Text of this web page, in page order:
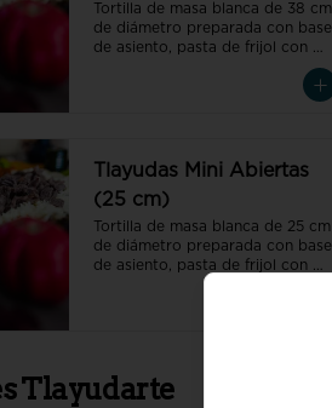
Tortilla de masa blanca de 38 cm
de diámetro preparada con base
de asiento, pasta de frijol con
Tlayudas Mini Abiertas
(25 cm)
Tortilla de masa blanca de 25 cm
de diámetro preparada con base
de asiento, pasta de frijol con
toque de hoja de aguacate,
Tlayudarte